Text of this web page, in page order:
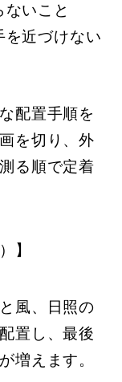
いこと
を近づけない
配置手順を
を切り、外
る順で定着
】
風、日照の
置し、最後
増えます。